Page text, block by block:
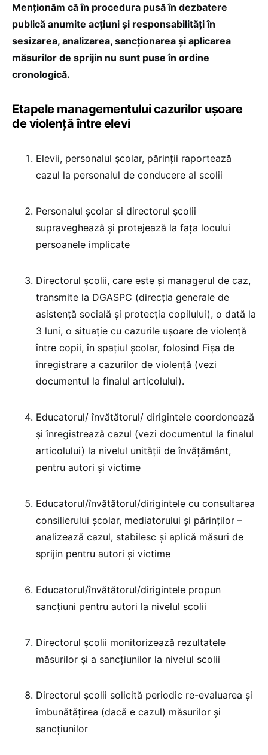
Menționăm că în procedura pusă în dezbatere
publică anumite acțiuni și responsabilități în
sesizarea, analizarea, sancționarea și aplicarea
măsurilor de sprijin nu sunt puse în ordine
cronologică.
Etapele managementului cazurilor ușoare
de violență între elevi
Elevii, personalul școlar, părinții raportează
cazul la personalul de conducere al scolii
Personalul școlar si directorul școlii
supraveghează și protejează la fața locului
persoanele implicate
Directorul școlii, care este și managerul de caz,
transmite la DGASPC (direcția generale de
asistență socială şi protecția copilului), o dată la
3 luni, o situație cu cazurile ușoare de violență
între copii, în spațiul școlar, folosind Fișa de
înregistrare a cazurilor de violență (vezi
documentul la finalul articolului).
Educatorul/ învătătorul/ dirigintele coordonează
și înregistrează cazul (vezi documentul la finalul
articolului) la nivelul unității de învățământ,
pentru autori și victime
Educatorul/învătătorul/dirigintele cu consultarea
consilierului școlar, mediatorului și părinților –
analizează cazul, stabilesc și aplică măsuri de
sprijin pentru autori și victime
Educatorul/învătătorul/dirigintele propun
sancțiuni pentru autori la nivelul scolii
Directorul școlii monitorizează rezultatele
măsurilor și a sancțiunilor la nivelul scolii
Directorul școlii solicită periodic re-evaluarea și
îmbunătățirea (dacă e cazul) măsurilor și
sancțiunilor